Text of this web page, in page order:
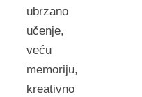
ubrzano
učenje,
veću
memoriju,
kreativno